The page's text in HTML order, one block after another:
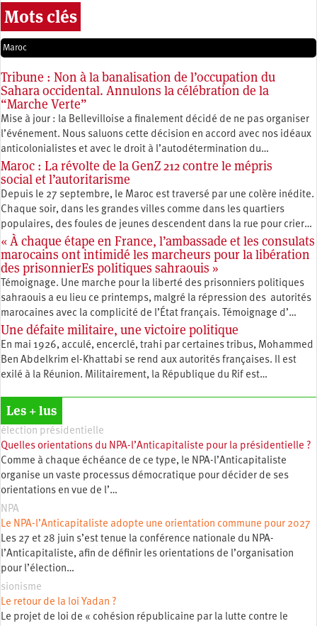
Mots clés
Maroc
Tribune : Non à la banalisation de l’occupation du
Sahara occidental. Annulons la célébration de la
“Marche Verte”
Mise à jour : la Bellevilloise a finalement décidé de ne pas organiser
l’événement. Nous saluons cette décision en accord avec nos idéaux
anticolonialistes et avec le droit à l’autodétermination du…
Maroc : La révolte de la GenZ 212 contre le mépris
social et l’autoritarisme
Depuis le 27 septembre, le Maroc est traversé par une colère inédite.
Chaque soir, dans les grandes villes comme dans les quartiers
populaires, des foules de jeunes descendent dans la rue pour crier…
« À chaque étape en France, l’ambassade et les consulats
marocains ont intimidé les marcheurs pour la libération
des prisonnierEs politiques sahraouis »
Témoignage. Une marche pour la liberté des prisonniers politiques
sahraouis a eu lieu ce printemps, malgré la répression des autorités
marocaines avec la complicité de l’État français. Témoignage d’…
Une défaite militaire, une victoire politique
En mai 1926, acculé, encerclé, trahi par certaines tribus, Mohammed
Ben Abdelkrim el-­Khattabi se rend aux autorités françaises. Il est
exilé à la Réunion. Militairement, la République du Rif est…
Les + lus
élection présidentielle
Quelles orientations du NPA-l’Anticapitaliste pour la présidentielle ?
Comme à chaque échéance de ce type, le NPA-l’Anticapitaliste
organise un vaste processus démocratique pour décider de ses
orientations en vue de l’…
NPA
Le NPA-l’Anticapitaliste adopte une orientation commune pour 2027
Les 27 et 28 juin s’est tenue la conférence nationale du NPA-
l’Anticapitaliste, afin de définir les orientations de l’organisation
pour l’élection…
sionisme
Le retour de la loi Yadan ?
Le projet de loi de « cohésion républicaine par la lutte contre le